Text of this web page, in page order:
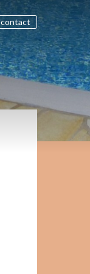
contact